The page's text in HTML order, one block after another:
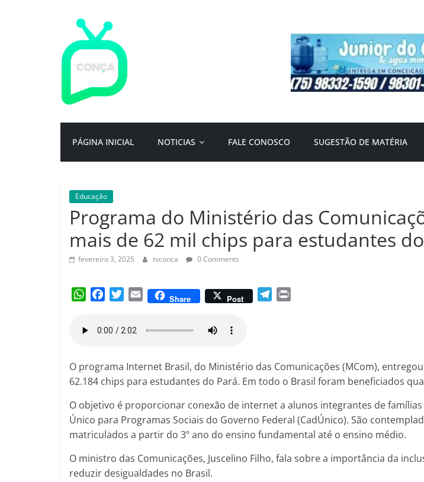
TV
Conça
portal
de
da
cidade
ternura
Por:
Isac
PÁGINA INICIAL NOTICIAS FALE CONOSCO SUGESTÃO DE MATÉRIA
Educação
Programa do Ministério das
mais de 62 mil chips para estudantes
fevereiro 3, 2025 tvconca 0 Comments
W
A
p
e
o
o
t
e
r
E
Share Post
r
a
O programa Internet Brasil, do Ministério das Comunicações (MCom),
62.184 chips para estudantes do Pará. Em todo o Brasil foram beneficiados
O objetivo é proporcionar conexão de internet a alunos integrantes de
Único para Programas Sociais do Governo Federal (CadÚnico). São
matriculados a partir do 3º ano do ensino fundamental até o ensino médio.
O ministro das Comunicações, Juscelino Filho, fala sobre a importância da
reduzir desigualdades no Brasil.